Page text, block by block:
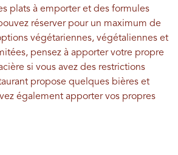
plats à emporter et des formules
réserver pour un maximum de
végétariennes, végétaliennes et
pensez à apporter votre propre
si vous avez des restrictions
propose quelques bières et
également apporter vos propres